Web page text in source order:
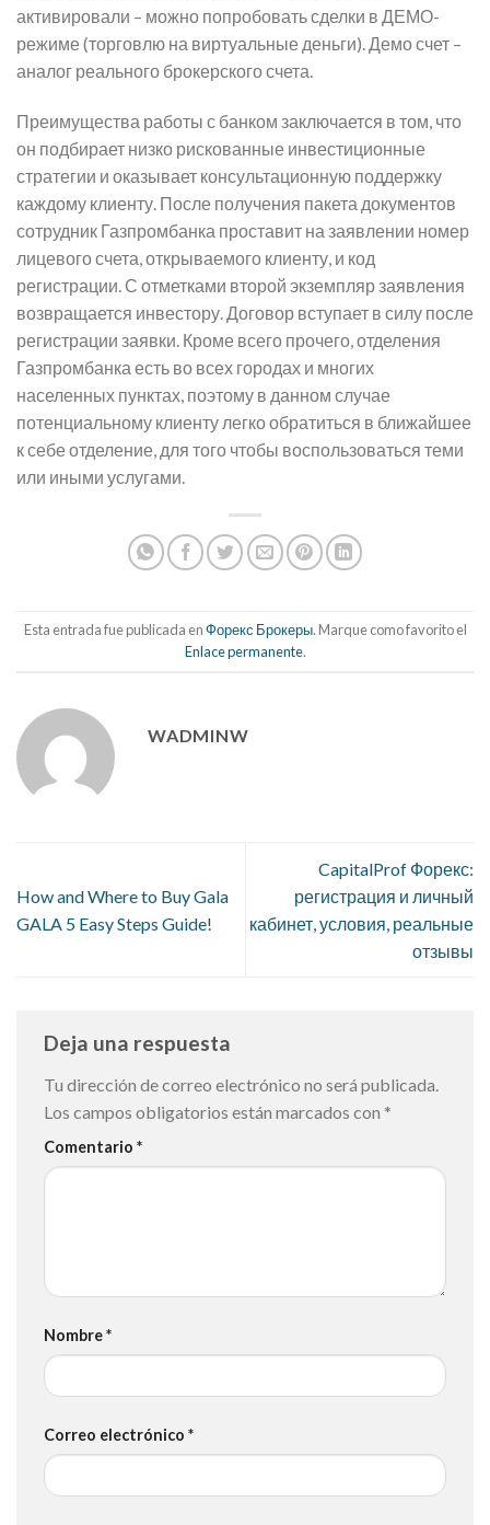
активировали – можно попробовать сделки в ДЕМО-
режиме (торговлю на виртуальные деньги). Демо счет –
аналог реального брокерского счета.
Преимущества работы с банком заключается в том, что
он подбирает низко рискованные инвестиционные
стратегии и оказывает консультационную поддержку
каждому клиенту. После получения пакета документов
сотрудник Газпромбанка проставит на заявлении номер
лицевого счета, открываемого клиенту, и код
регистрации. С отметками второй экземпляр заявления
возвращается инвестору. Договор вступает в силу после
регистрации заявки. Кроме всего прочего, отделения
Газпромбанка есть во всех городах и многих
населенных пунктах, поэтому в данном случае
потенциальному клиенту легко обратиться в ближайшее
к себе отделение, для того чтобы воспользоваться теми
или иными услугами.
Esta entrada fue publicada enФорекс Брокеры. Marque como favorito el
Enlace permanente.
WADMINW
How and Where to Buy Gala
GALA 5 Easy Steps Guide!
CapitalProf Форекс:
регистрация и личный
кабинет, условия, реальные
отзывы
Deja una respuesta
Tu dirección de correo electrónico no será publicada.
Los campos obligatorios están marcados con *
Comentario *
Nombre*
Correo electrónico *